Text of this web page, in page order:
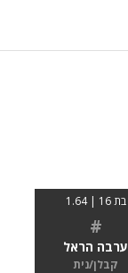
בת 16 | 1.64
#
ערבה הראל
קבלן/נית